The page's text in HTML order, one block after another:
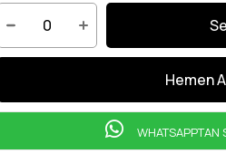
WHATSAPPTAN